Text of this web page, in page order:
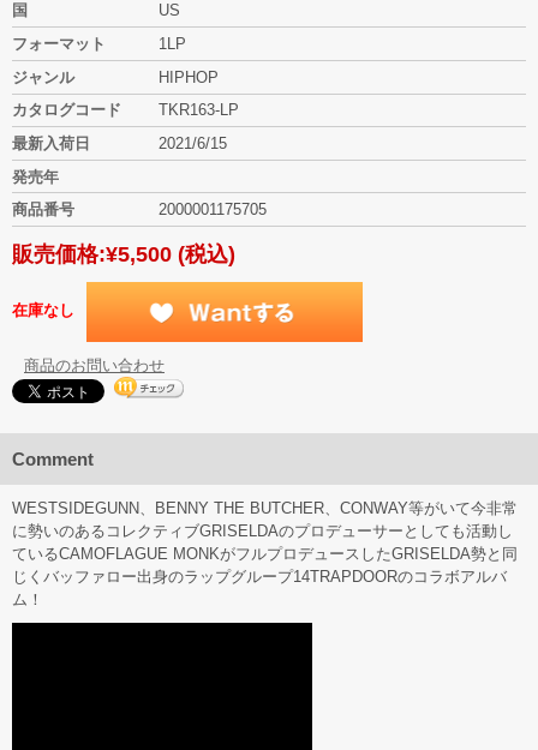
国
US
フォーマット
1LP
ジャンル
HIPHOP
カタログコード
TKR163-LP
最新入荷日
2021/6/15
発売年
商品番号
2000001175705
販売価格:¥5,500 (税込)
在庫なし
商品のお問い合わせ
Comment
WESTSIDEGUNN、BENNY THE BUTCHER、CONWAY等がいて今非常
に勢いのあるコレクティブGRISELDAのプロデューサーとしても活動し
ているCAMOFLAGUE MONKがフルプロデュースしたGRISELDA勢と同
じくバッファロー出身のラップグループ14TRAPDOORのコラボアルバ
ム！